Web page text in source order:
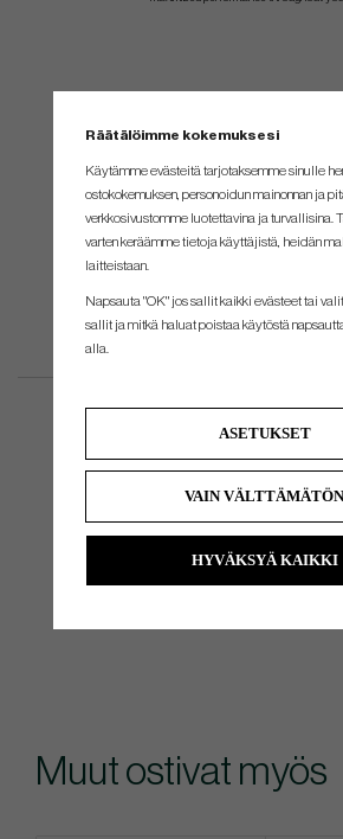
Muut ostivat myös
Räätälöimme kokemuksesi
Käytämme evästeitä tarjotaksemme sinulle
ostokokemuksen, personoidun mainonnan ja
verkkosivustomme luotettavina ja turvallisina.
varten keräämme tietoja käyttäjistä, heidän
laitteistaan.
Napsauta "OK" jos sallit kaikki evästeet tai
sallit ja mitkä haluat poistaa käytöstä
alla.
ASETUKSET
VAIN
HYVÄKSYÄ KAIKKI